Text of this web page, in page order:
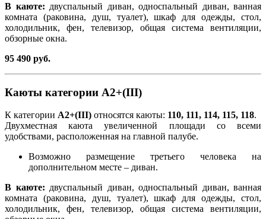
В каюте: двуспальный диван, односпальный диван, ванная
комната (раковина, душ, туалет), шкаф для одежды, стол,
холодильник, фен, телевизор, общая система вентиляции,
обзорные окна.
95 490 руб.
Каюты категории А2+(III)
К категории А2+(III) относятся каюты: 110, 111, 114, 115, 118.
Двухместная каюта увеличенной площади со всеми
удобствами, расположенная на главной палубе.
Возможно размещение третьего человека на
дополнительном месте – диван.
В каюте: двуспальный диван, односпальный диван, ванная
комната (раковина, душ, туалет), шкаф для одежды, стол,
холодильник, фен, телевизор, общая система вентиляции,